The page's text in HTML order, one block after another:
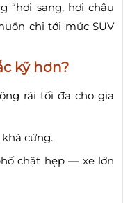
“hơi sang, hơi châu
chi tới mức SUV
kỹ hơn?
rãi tối đa cho gia
cứng.
chật hẹp — xe lớn